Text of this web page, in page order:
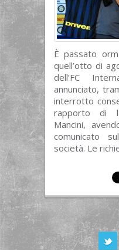
È passato
quell’otto di
dell’FC
annunciato,
interrotto
rapporto di
Mancini,
comunicato
società. Le